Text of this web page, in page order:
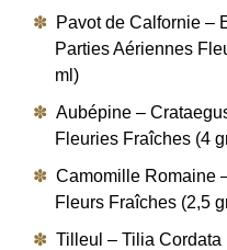
Pavot de Calfornie –
Parties Aériennes
ml)
Aubépine –
Fleuries Fraîches (4
Camomille Romaine
Fleurs Fraîches (2,5
Tilleul – Tilia Cordata